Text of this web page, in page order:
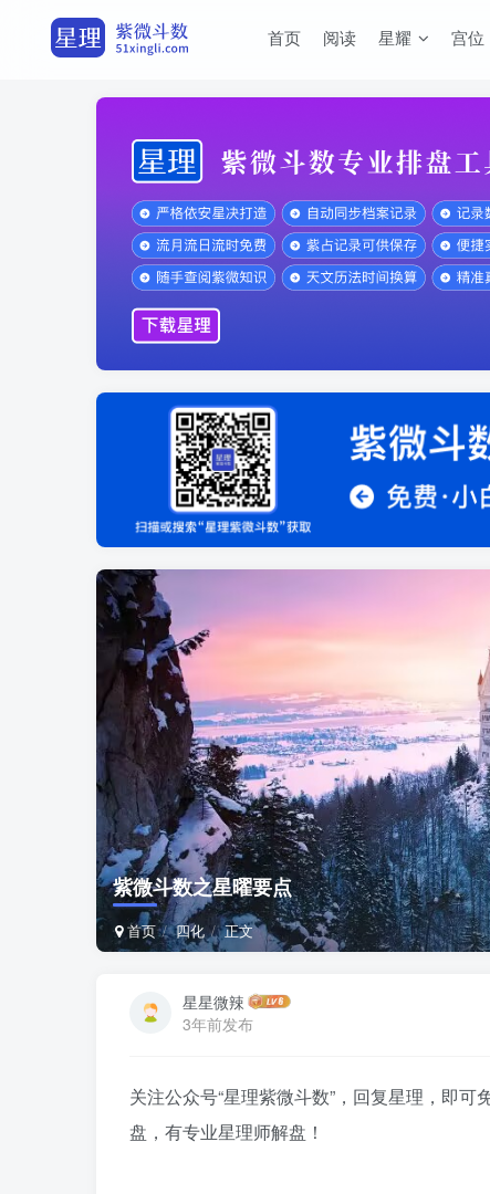
首页 阅读 星耀 宫位
紫微斗数之星曜要点
首页 四化 正文
星星微辣
3年前发布
关注公众号“星理紫微斗数”，回复星理，即
盘，有专业星理师解盘！